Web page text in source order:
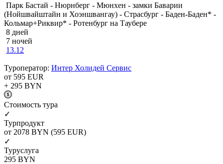
Парк Бастай - Нюрнберг - Мюнхен - замки Баварии
(Нойшвайштайн и Хоэншвангау) - Страсбург - Баден-Баден* -
Кольмар+Риквир* - Ротенбург на Таубере
8 дней
7 ночей
13.12
Туроператор: Интер Холидей Сервис
от 595 EUR
+ 295 BYN
Cтоимость тура
✓
Турпродукт
от 2078 BYN (595 EUR)
✓
Туруслуга
295 BYN